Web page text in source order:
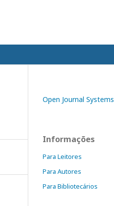
Open Journal Systems
Informações
Para Leitores
Para Autores
Para Bibliotecários